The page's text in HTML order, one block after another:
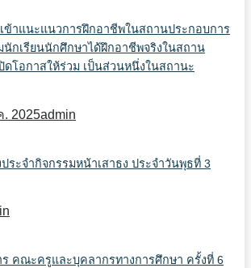
ข้าแนะแนวการฝึกอาชีพในสถานประกอบการ
นักเรียนนักศึกษาได้ฝึกอาชีพจริงในสถาน
ดโอกาสให้ร่วม เป็นส่วนหนึ่งในสถานะ
. 2025admin
ระจำกิจกรรมหน้าเสาธง ประจำวันพุธที่ 3
คณะครูและบุคลากรทางการศึกษา ครั้งที่ 6